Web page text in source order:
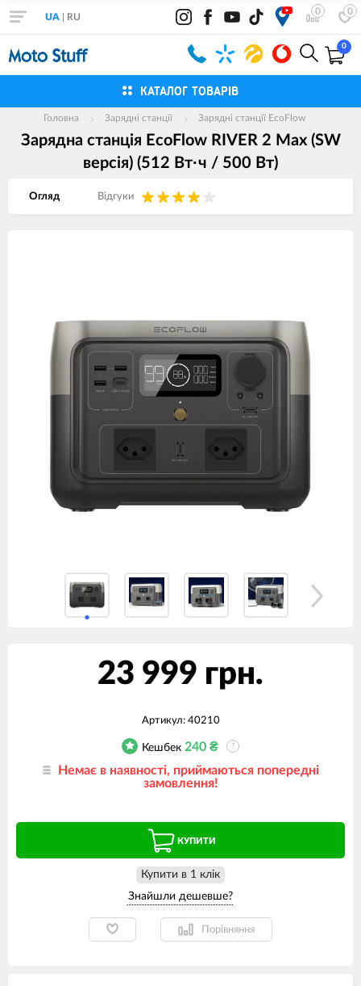
0 0
UA RU
0
КАТАЛОГ ТОВАРІВ
Головна Зарядні станції Зарядні станції EcoFlow
Зарядна станція EcoFlow RIVER 2 Max (SW
версія) (512 Вт·ч / 500 Вт)
Огляд Вiдгуки
23 999 грн.
Артикул: 40210
Кешбек 240 ₴ ?
Немає в наявності, приймаються попередні
замовлення!
КУПИТИ
Купити в 1 клiк
Порівняння